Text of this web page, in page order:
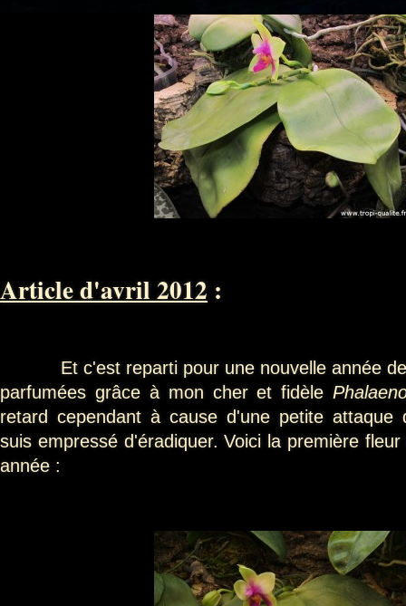
Article d'avril 2012 :
Et c'est reparti pour une nouvelle année de
parfumées grâce à mon cher et fidèle
retard cependant à cause d'une petite attaque
suis empressé d'éradiquer. Voici la première
année :